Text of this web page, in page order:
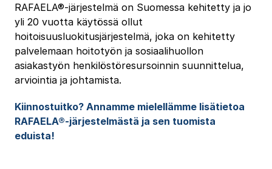
RAFAELA®-järjestelmä on Suomessa kehitetty ja jo
yli 20 vuotta käytössä ollut
hoitoisuusluokitusjärjestelmä, joka on kehitetty
palvelemaan hoitotyön ja sosiaalihuollon
asiakastyön henkilöstöresursoinnin suunnittelua,
arviointia ja johtamista.
Kiinnostuitko? Annamme mielellämme lisätietoa
RAFAELA®-järjestelmästä ja sen tuomista
eduista!